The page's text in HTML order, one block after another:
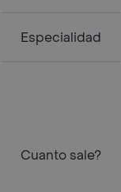
Especialidad
Cuanto sale?